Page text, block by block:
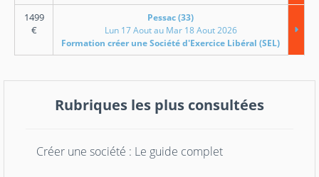
1499
€
Pessac (33)
Lun 17 Aout au Mar 18 Aout 2026
Formation créer une Société d'Exercice Libéral (SEL)
Rubriques les plus consultées
Créer une société : Le guide complet